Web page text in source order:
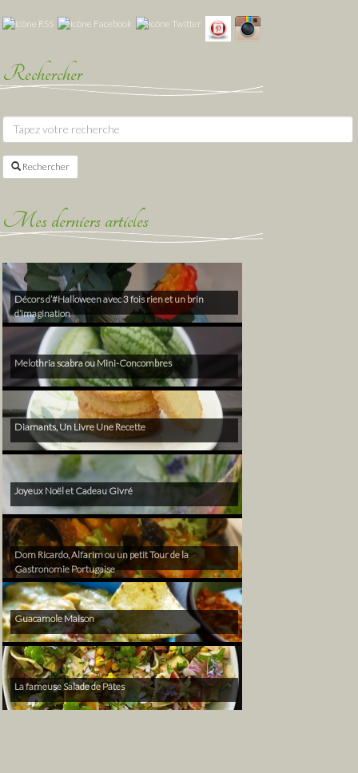
Rechercher
Rechercher
Mes derniers articles
Décors d’#Halloween avec 3 fois rien et un brin
d’imagination
Melothria scabra ou Mini-Concombres
Diamants, Un Livre Une Recette
Joyeux Noël et Cadeau Givré
Dom Ricardo, Alfarim ou un petit Tour de la
Gastronomie Portugaise
Guacamole Maison
La fameuse Salade de Pâtes